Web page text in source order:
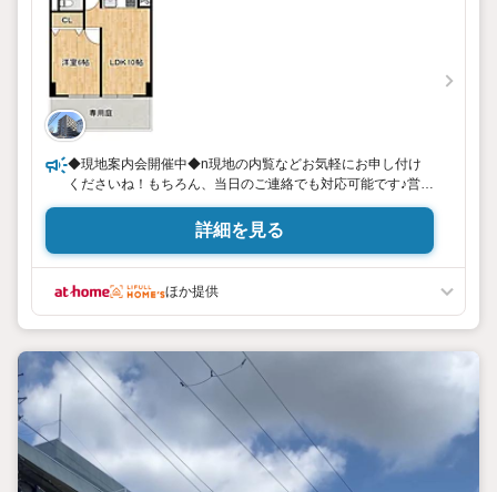
◆現地案内会開催中◆n現地の内覧などお気軽にお申し付け
くださいね！もちろん、当日のご連絡でも対応可能です♪営業
時間外でもお時間のご相談可能ですよ♪事前にご予約も大歓迎
です！ご自宅にお迎えも可能です！いつでもお気軽にお問い
詳細を見る
ほか提供